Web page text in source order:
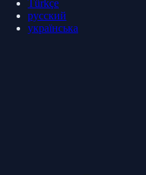
Türkçe
русский
українська